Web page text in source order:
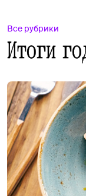
Все рубрики
Итоги